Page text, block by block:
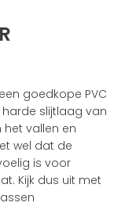
goedkope PVC
slijtlaag van
het vallen en
wel dat de
is voor
Kijk dus uit met